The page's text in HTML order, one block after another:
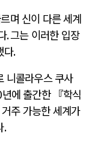
며 신이 다른 세계
.그는 이러한 입장
다.
니콜라우스 쿠사
년에 출간한 『학식
주 가능한 세계가
.